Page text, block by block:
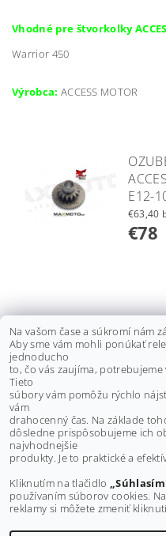
Vhodné pre štvorkolky
Warrior 450
Výrobca: ACCESS MOTOR
E12-
€78
250/
Buďte prvý, kto napíše
Na vašom čase a súkromí nám
Aby sme vám mohli ponúkať
jednoducho
to, čo vás zaujíma, potrebujeme
Tieto
súbory vám pomôžu rýchlo
vám
drahocenný čas. Na základe
dôsledne prispôsobujeme ich
najvhodnejšie
produkty. Je to praktické a
Kliknutím na tlačidlo
používaním súborov cookies.
reklamy si môžete zmeniť